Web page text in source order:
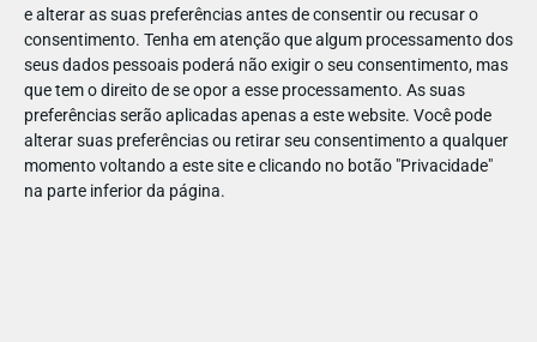
e alterar as suas preferências antes de consentir ou recusar o
consentimento. Tenha em atenção que algum processamento dos
seus dados pessoais poderá não exigir o seu consentimento, mas
que tem o direito de se opor a esse processamento. As suas
preferências serão aplicadas apenas a este website. Você pode
alterar suas preferências ou retirar seu consentimento a qualquer
momento voltando a este site e clicando no botão "Privacidade"
na parte inferior da página.
64147604156101